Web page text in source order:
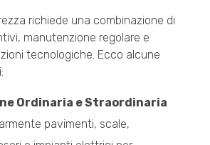
richiede una combinazione di
manutenzione regolare e
tecnologiche. Ecco alcune
Ordinaria e Straordinaria
pavimenti, scale,